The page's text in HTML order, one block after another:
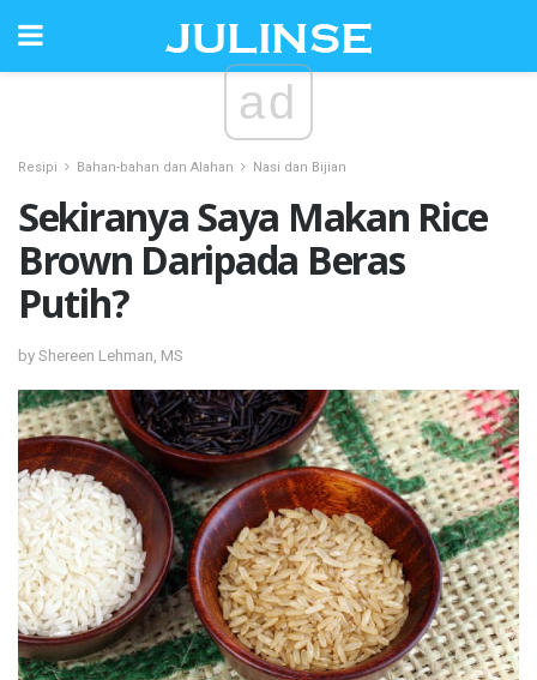
ad
Resipi Bahan-bahan dan Alahan Nasi dan Bijian
Sekiranya Saya Makan Rice
Brown Daripada Beras
Putih?
by Shereen Lehman, MS